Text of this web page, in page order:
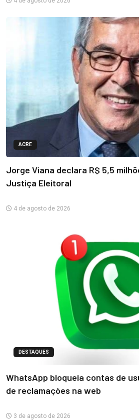
ACRE
Jorge Viana declara R$ 5,5
Justiça Eleitoral
4 de agosto de 2026
DESTAQUES
WhatsApp bloqueia contas de
de reclamações na web
3 de agosto de 2026